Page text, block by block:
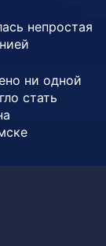
непростая
ни одной
стать